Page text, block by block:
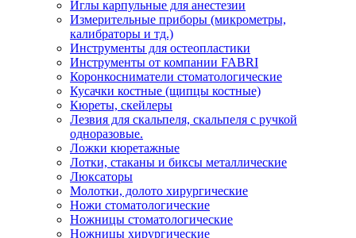
Иглы карпульные для анестезии
Измерительные приборы (микрометры,
калибраторы и тд.)
Инструменты для остеопластики
Инструменты от компании FABRI
Коронкосниматели стоматологические
Кусачки костные (щипцы костные)
Кюреты, скейлеры
Лезвия для скальпеля, скальпеля с ручкой
одноразовые.
Ложки кюретажные
Лотки, стаканы и биксы металлические
Люксаторы
Молотки, долото хирургические
Ножи стоматологические
Ножницы стоматологические
Ножницы хирургические